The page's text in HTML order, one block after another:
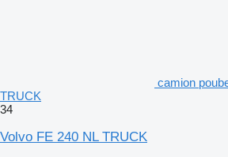
camion
TRUCK
34
Volvo FE 240 NL TRUCK